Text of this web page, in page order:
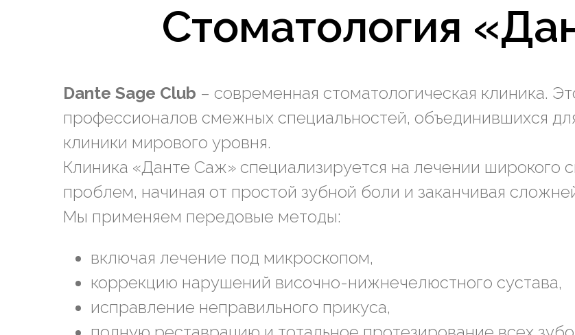
Стоматология
Dante Sage Club – современная стоматологическая клиника.
профессионалов смежных специальностей, объединившихся
клиники мирового уровня.
Клиника «Данте Саж» специализируется на лечении широкого
проблем, начиная от простой зубной боли и заканчивая
Мы применяем передовые методы:
включая лечение под микроскопом,
коррекцию нарушений височно-нижнечелюстного сустава,
исправление неправильного прикуса,